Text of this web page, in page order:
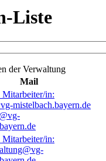
Liste
der Verwaltung
Mail